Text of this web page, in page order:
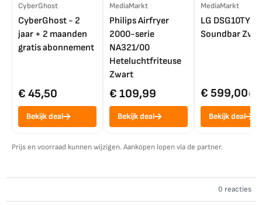
CyberGhost
CyberGhost - 2
jaar + 2 maanden
gratis abonnement
€ 45,50
Bekijk deal
MediaMarkt
Philips Airfryer
2000-serie
NA321/00
Heteluchtfriteuse
Zwart
€ 109,99
Bekijk deal
MediaMarkt
LG DSG10TY
Soundbar
€ 599,00€
Bekijk deal
Prijs en voorraad kunnen wijzigen. Aankopen lopen via de partner.
0 reacties